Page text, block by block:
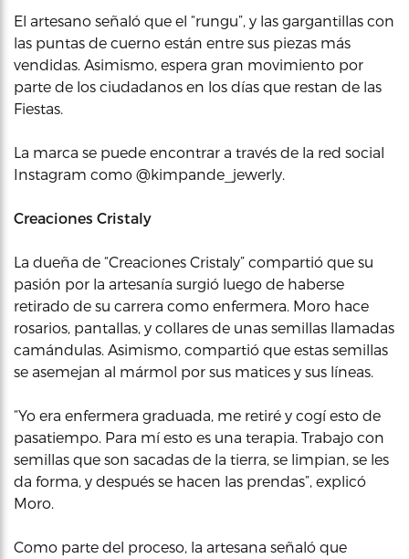
El artesano señaló que el “rungu”, y las gargantillas con
las puntas de cuerno están entre sus piezas más
vendidas. Asimismo, espera gran movimiento por
parte de los ciudadanos en los días que restan de las
Fiestas.
La marca se puede encontrar a través de la red social
Instagram como @kimpande_jewerly.
Creaciones Cristaly
La dueña de “Creaciones Cristaly” compartió que su
pasión por la artesanía surgió luego de haberse
retirado de su carrera como enfermera. Moro hace
rosarios, pantallas, y collares de unas semillas llamadas
camándulas. Asimismo, compartió que estas semillas
se asemejan al mármol por sus matices y sus líneas.
“Yo era enfermera graduada, me retiré y cogí esto de
pasatiempo. Para mí esto es una terapia. Trabajo con
semillas que son sacadas de la tierra, se limpian, se les
da forma, y después se hacen las prendas”, explicó
Moro.
Como parte del proceso, la artesana señaló que